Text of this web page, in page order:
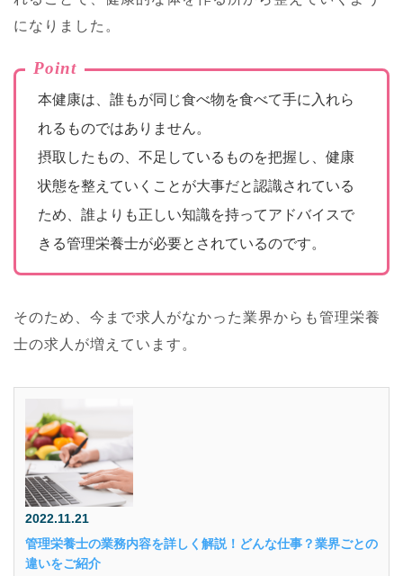
になりました。
Point
本健康は、誰もが同じ食べ物を食べて手に入れら
れるものではありません。
摂取したもの、不足しているものを把握し、健康
状態を整えていくことが大事だと認識されている
ため、誰よりも正しい知識を持ってアドバイスで
きる管理栄養士が必要とされているのです。
そのため、今まで求人がなかった業界からも管理栄養
士の求人が増えています。
2022.11.21
管理栄養士の業務内容を詳しく解説！どんな仕事？業界ごとの
違いをご紹介